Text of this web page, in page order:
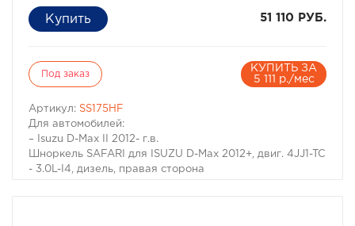
51 110 РУБ.
Под заказ
КУПИТЬ ЗА
5 111 р./мес
Артикул: SS175HF
Для автомобилей:
– Isuzu D-Max II 2012- г.в.
Шноркель SAFARI для ISUZU D-Max 2012+, двиг. 4JJ1-TC
- 3.0L-I4, дизель, правая сторона